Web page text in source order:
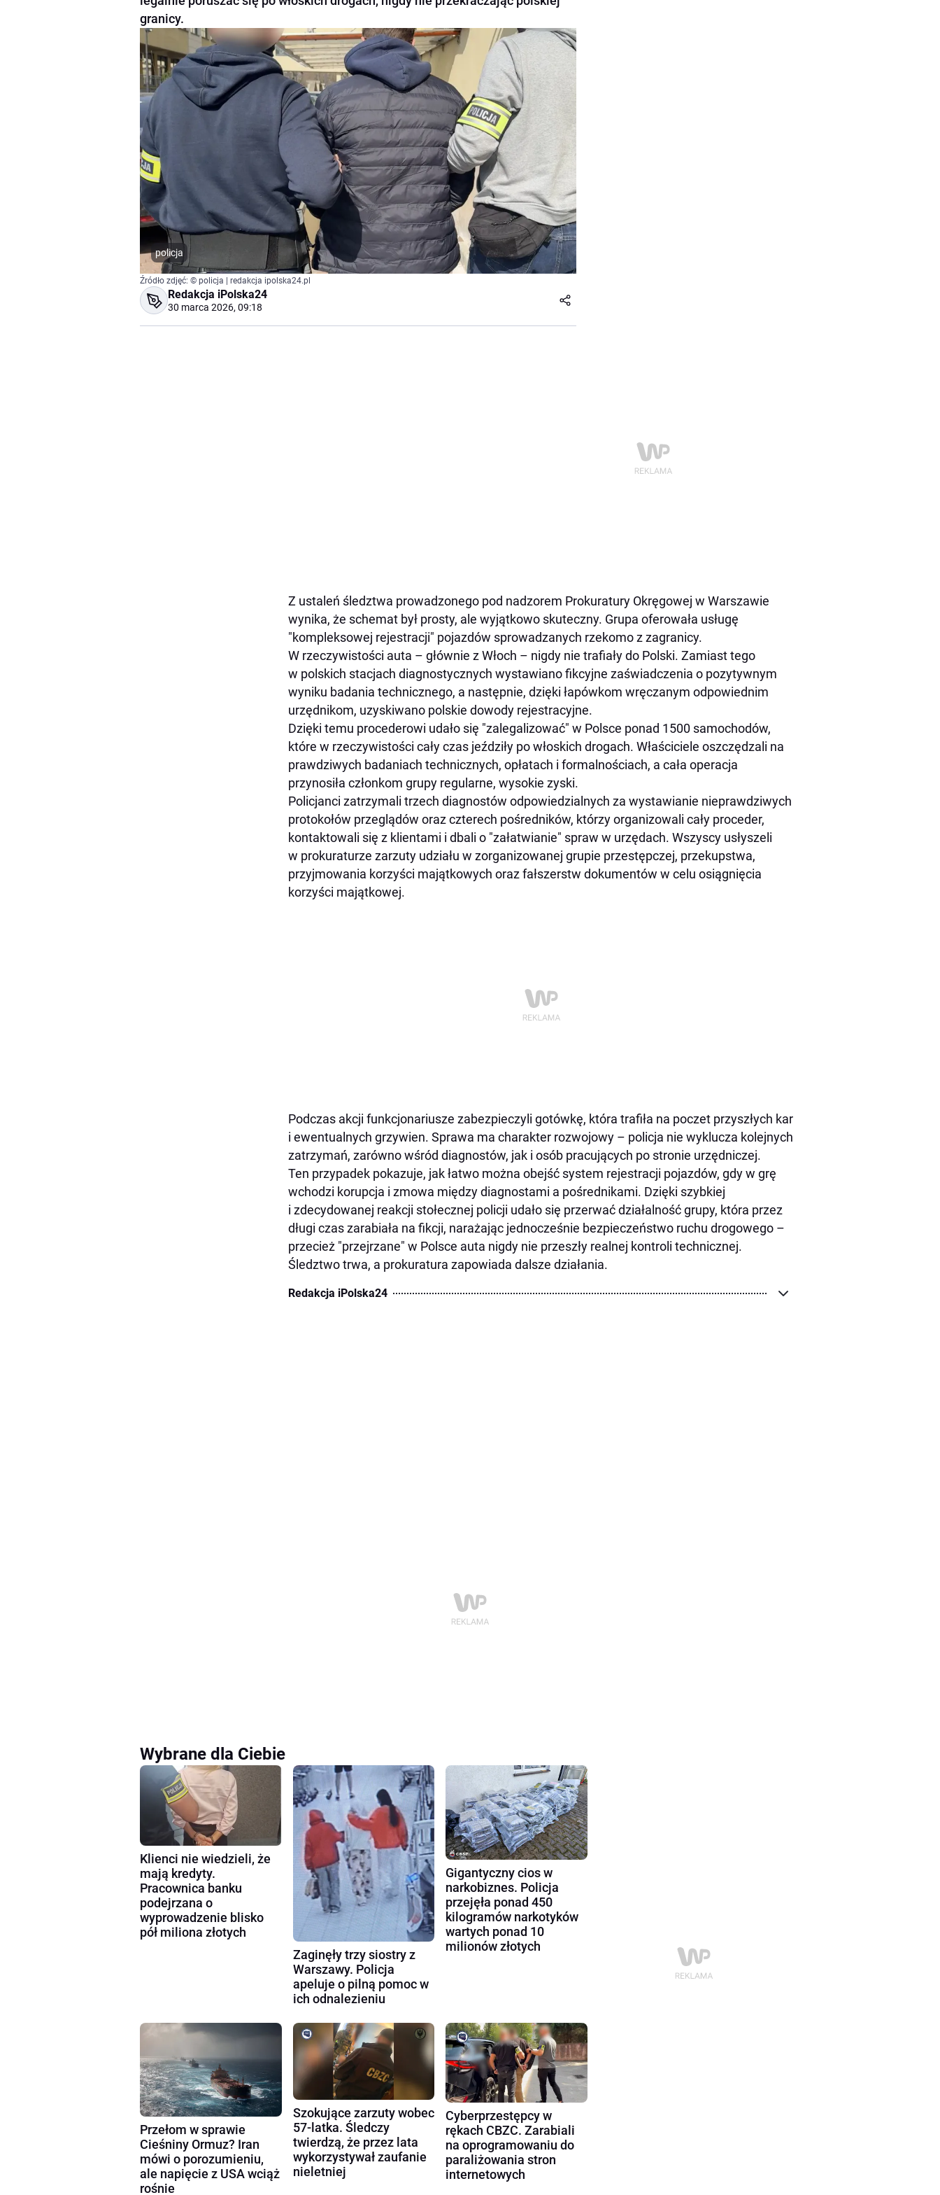
granicy.
policja
Źródło zdjęć: © policja | redakcja ipolska24.pl
Redakcja iPolska24
30 marca 2026, 09:18
Z ustaleń śledztwa prowadzonego pod nadzorem Prokuratury Okręgowej w Warszawie
wynika, że schemat był prosty, ale wyjątkowo skuteczny. Grupa oferowała usługę
"kompleksowej rejestracji" pojazdów sprowadzanych rzekomo z zagranicy.
W rzeczywistości auta – głównie z Włoch – nigdy nie trafiały do Polski. Zamiast tego
w polskich stacjach diagnostycznych wystawiano fikcyjne zaświadczenia o pozytywnym
wyniku badania technicznego, a następnie, dzięki łapówkom wręczanym odpowiednim
urzędnikom, uzyskiwano polskie dowody rejestracyjne.
Dzięki temu procederowi udało się "zalegalizować" w Polsce ponad 1500 samochodów,
które w rzeczywistości cały czas jeździły po włoskich drogach. Właściciele oszczędzali na
prawdziwych badaniach technicznych, opłatach i formalnościach, a cała operacja
przynosiła członkom grupy regularne, wysokie zyski.
Policjanci zatrzymali trzech diagnostów odpowiedzialnych za wystawianie nieprawdziwych
protokołów przeglądów oraz czterech pośredników, którzy organizowali cały proceder,
kontaktowali się z klientami i dbali o "załatwianie" spraw w urzędach. Wszyscy usłyszeli
w prokuraturze zarzuty udziału w zorganizowanej grupie przestępczej, przekupstwa,
przyjmowania korzyści majątkowych oraz fałszerstw dokumentów w celu osiągnięcia
korzyści majątkowej.
Podczas akcji funkcjonariusze zabezpieczyli gotówkę, która trafiła na poczet przyszłych kar
i ewentualnych grzywien. Sprawa ma charakter rozwojowy – policja nie wyklucza kolejnych
zatrzymań, zarówno wśród diagnostów, jak i osób pracujących po stronie urzędniczej.
Ten przypadek pokazuje, jak łatwo można obejść system rejestracji pojazdów, gdy w grę
wchodzi korupcja i zmowa między diagnostami a pośrednikami. Dzięki szybkiej
i zdecydowanej reakcji stołecznej policji udało się przerwać działalność grupy, która przez
długi czas zarabiała na fikcji, narażając jednocześnie bezpieczeństwo ruchu drogowego –
przecież "przejrzane" w Polsce auta nigdy nie przeszły realnej kontroli technicznej.
Śledztwo trwa, a prokuratura zapowiada dalsze działania.
Redakcja iPolska24
Wybrane dla Ciebie
Klienci nie wiedzieli, że
mają kredyty.
Pracownica banku
podejrzana o
wyprowadzenie blisko
pół miliona złotych
Zaginęły trzy siostry z
Warszawy. Policja
apeluje o pilną pomoc w
ich odnalezieniu
Gigantyczny cios w
narkobiznes. Policja
przejęła ponad 450
kilogramów narkotyków
wartych ponad 10
milionów złotych
Przełom w sprawie
Cieśniny Ormuz? Iran
mówi o porozumieniu,
ale napięcie z USA wciąż
rośnie
Szokujące zarzuty wobec
57-latka. Śledczy
twierdzą, że przez lata
wykorzystywał zaufanie
nieletniej
Cyberprzestępcy w
rękach CBZC. Zarabiali
na oprogramowaniu do
paraliżowania stron
internetowych